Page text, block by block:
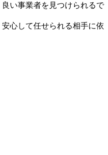
い事業者を見つけられるで
心して任せられる相手に依